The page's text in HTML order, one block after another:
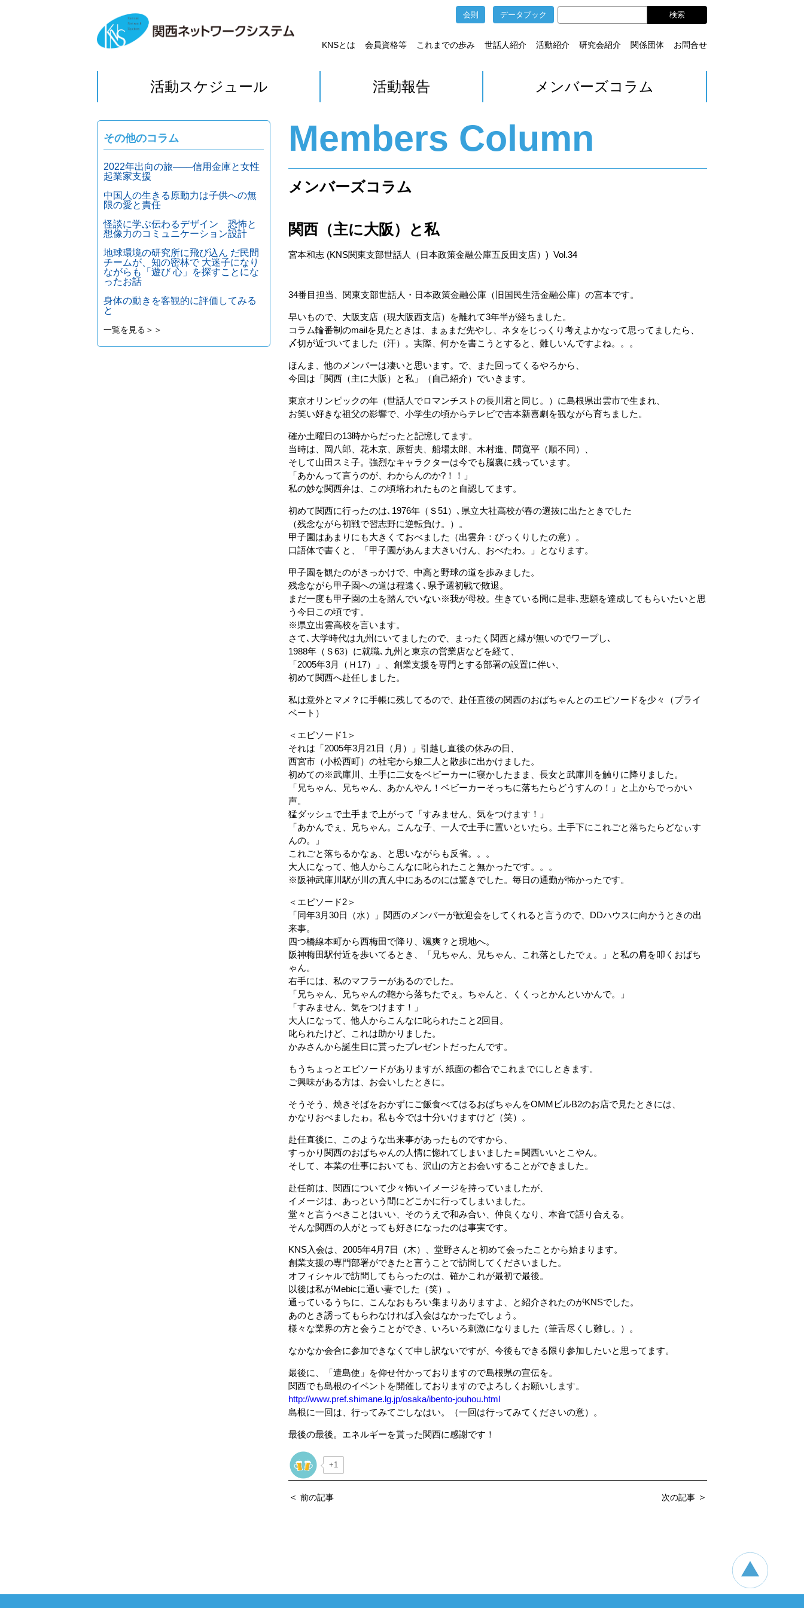
会則 データブック
KNSとは 会員資格等 これまでの歩み 世話人紹介 活動紹介 研究会紹介 関係団体 お問合せ
活動スケジュール 活動報告 メンバーズコラム
Members Column
メンバーズコラム
関西（主に大阪）と私
宮本和志 (KNS関東支部世話人（日本政策金融公庫五反田支店）) Vol.34
34番目担当、関東支部世話人・日本政策金融公庫（旧国民生活金融公庫）の宮本です。
早いもので、大阪支店（現大阪西支店）を離れて3年半が経ちました。
コラム輪番制のmailを見たときは、まぁまだ先やし、ネタをじっくり考えよかなって思ってましたら、
〆切が近づいてました（汗）。実際、何かを書こうとすると、難しいんですよね。。。
ほんま、他のメンバーは凄いと思います。で、また回ってくるやろから、
今回は「関西（主に大阪）と私」（自己紹介）でいきます。
東京オリンピックの年（世話人でロマンチストの長川君と同じ。）に島根県出雲市で生まれ、
お笑い好きな祖父の影響で、小学生の頃からテレビで吉本新喜劇を観ながら育ちました。
確か土曜日の13時からだったと記憶してます。
当時は、岡八郎、花木京、原哲夫、船場太郎、木村進、間寛平（順不同）、
そして山田スミ子。強烈なキャラクターは今でも脳裏に残っています。
「あかんって言うのが、わからんのか?！！」
私の妙な関西弁は、この頃培われたものと自認してます。
初めて関西に行ったのは､1976年（Ｓ51）､県立大社高校が春の選抜に出たときでした
（残念ながら初戦で習志野に逆転負け。）。
甲子園はあまりにも大きくておべました（出雲弁：びっくりしたの意）。
口語体で書くと、「甲子園があんま大きいけん、おべたわ。」となります。
甲子園を観たのがきっかけで、中高と野球の道を歩みました。
残念ながら甲子園への道は程遠く､県予選初戦で敗退。
まだ一度も甲子園の土を踏んでいない※我が母校。生きている間に是非､悲願を達成してもらいたいと思
う今日この頃です。
※県立出雲高校を言います。
さて､大学時代は九州にいてましたので、まったく関西と縁が無いのでワープし､
1988年（Ｓ63）に就職､九州と東京の営業店などを経て、
「2005年3月（Ｈ17）」、創業支援を専門とする部署の設置に伴い、
初めて関西へ赴任しました。
私は意外とマメ？に手帳に残してるので、赴任直後の関西のおばちゃんとのエピソードを少々（プライ
ベート）
＜エピソード1＞
それは「2005年3月21日（月）」引越し直後の休みの日、
西宮市（小松西町）の社宅から娘二人と散歩に出かけました。
初めての※武庫川、土手に二女をベビーカーに寝かしたまま、長女と武庫川を触りに降りました。
「兄ちゃん、兄ちゃん、あかんやん！ベビーカーそっちに落ちたらどうすんの！」と上からでっかい
声。
猛ダッシュで土手まで上がって「すみません、気をつけます！」
「あかんでぇ、兄ちゃん。こんな子、一人で土手に置いといたら。土手下にこれごと落ちたらどなぃす
んの。」
これごと落ちるかなぁ、と思いながらも反省。。。
大人になって、他人からこんなに叱られたこと無かったです。。。
※阪神武庫川駅が川の真ん中にあるのには驚きでした。毎日の通勤が怖かったです。
＜エピソード2＞
「同年3月30日（水）」関西のメンバーが歓迎会をしてくれると言うので、DDハウスに向かうときの出
来事。
四つ橋線本町から西梅田で降り、颯爽？と現地へ。
阪神梅田駅付近を歩いてるとき、「兄ちゃん、兄ちゃん、これ落としたでぇ。」と私の肩を叩くおばち
ゃん。
右手には、私のマフラーがあるのでした。
「兄ちゃん、兄ちゃんの鞄から落ちたでぇ。ちゃんと、くくっとかんといかんで。」
「すみません、気をつけます！」
大人になって、他人からこんなに叱られたこと2回目。
叱られたけど、これは助かりました。
かみさんから誕生日に貰ったプレゼントだったんです。
もうちょっとエピソードがありますが､紙面の都合でこれまでにしときます。
ご興味がある方は、お会いしたときに。
そうそう、焼きそばをおかずにご飯食べてはるおばちゃんをOMMビルB2のお店で見たときには、
かなりおべましたゎ。私も今では十分いけますけど（笑）。
赴任直後に、このような出来事があったものですから、
すっかり関西のおばちゃんの人情に惚れてしまいました＝関西いいとこやん。
そして、本業の仕事においても、沢山の方とお会いすることができました。
赴任前は、関西について少々怖いイメージを持っていましたが、
イメージは、あっという間にどこかに行ってしまいました。
堂々と言うべきことはいい、そのうえで和み合い、仲良くなり、本音で語り合える。
そんな関西の人がとっても好きになったのは事実です。
KNS入会は、2005年4月7日（木）、堂野さんと初めて会ったことから始まります。
創業支援の専門部署ができたと言うことで訪問してくださいました。
オフィシャルで訪問してもらったのは、確かこれが最初で最後。
以後は私がMebicに通い妻でした（笑）。
通っているうちに、こんなおもろい集まりありますよ、と紹介されたのがKNSでした。
あのとき誘ってもらわなければ入会はなかったでしょう。
様々な業界の方と会うことができ、いろいろ刺激になりました（筆舌尽くし難し。）。
なかなか会合に参加できなくて申し訳ないですが、今後もできる限り参加したいと思ってます。
最後に、「遣島使」を仰せ付かっておりますので島根県の宣伝を。
関西でも島根のイベントを開催しておりますのでよろしくお願いします。
http://www.pref.shimane.lg.jp/osaka/ibento-jouhou.html
島根に一回は、行ってみてごしなはい。（一回は行ってみてくださいの意）。
最後の最後。エネルギーを貰った関西に感謝です！
+1
＜ 前の記事 次の記事 ＞
その他のコラム
2022年出向の旅───信用金庫と女性
起業家支援
中国人の生きる原動力は子供への無
限の愛と責任
怪談に学ぶ伝わるデザイン 恐怖と
想像力のコミュニケーション設計
地球環境の研究所に飛び込ん だ民間
チームが、知の密林で 大迷子になり
ながらも「遊び 心」を探すことにな
ったお話
身体の動きを客観的に評価してみる
と
一覧を見る＞＞